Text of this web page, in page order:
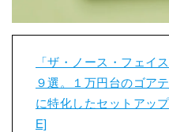
「ザ・ノース・フェイ
９選。１万円台のゴア
に特化したセットアッ
E]